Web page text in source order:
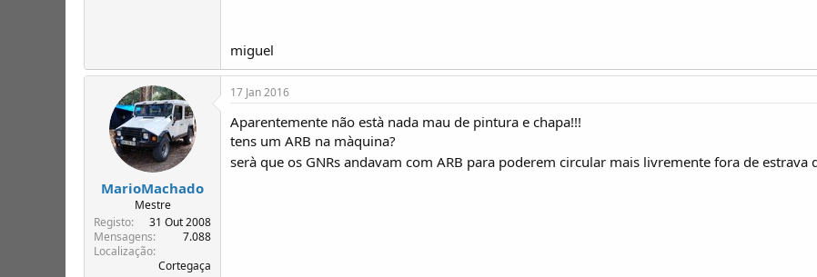
s
miguel
MarioMachado
Mestre
Registo
31 Out 2008
Mensagens
7.088
Localização
Cortegaça
17 Jan 2016
Aparentemente não està nada mau de pintura e chapa!!!
tens um ARB na màquina?
serà que os GNRs andavam com ARB para poderem circular mais livremente fora de estrava